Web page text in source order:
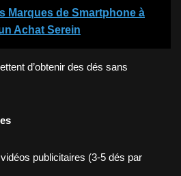
Marques de Smartphone à
Achat Serein
d’obtenir des dés sans
publicitaires (3-5 dés par